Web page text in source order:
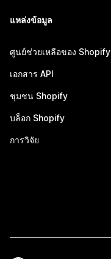
แหล่งข้อมูล
ศูนย์ช่วยเหลือของ Shopify
เอกสาร API
ชุมชน Shopify
บล็อก Shopify
การวิจัย